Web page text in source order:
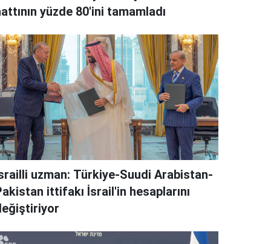
yüzde 80'ini tamamladı
uzman: Türkiye-Suudi Arabistan-
ittifakı İsrail'in hesaplarını